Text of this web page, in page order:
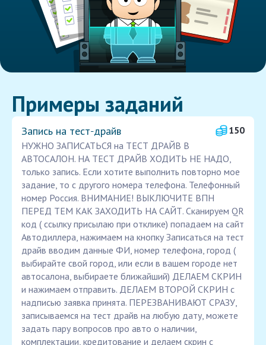
Примеры заданий
Запись на тест‑драйв
150
НУЖНО ЗАПИСАТЬСЯ на ТЕСТ ДРАЙВ В
АВТОСАЛОН. НА ТЕСТ ДРАЙВ ХОДИТЬ НЕ НАДО,
только запись. Если хотите выполнить повторно мое
задание, то с другого номера телефона. Телефонный
номер Россия. ВНИМАНИЕ! ВЫКЛЮЧИТЕ ВПН
ПЕРЕД ТЕМ КАК ЗАХОДИТЬ НА САЙТ. Сканируем QR
код ( ссылку присылаю при отклике) попадаем на сайт
Автодиллера, нажимаем на кнопку Записаться на тест
драйв вводим данные ФИ, номер телефона, город (
выбирайте свой город, или если в вашем городе нет
автосалона, выбираете ближайший) ДЕЛАЕМ СКРИН
и нажимаем отправить. ДЕЛАЕМ ВТОРОЙ СКРИН с
надписью заявка принята. ПЕРЕЗВАНИВАЮТ СРАЗУ,
записываемся на тест драйв на любую дату, можете
задать пару вопросов про авто о наличии,
комплектации, кредитование и делаем скрин с